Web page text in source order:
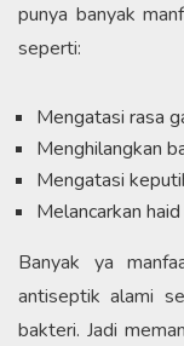
punya banyak
seperti:
Mengatasi rasa
Menghilangkan
Mengatasi
Melancarkan haid
Banyak ya
antiseptik alami
bakteri. Jadi